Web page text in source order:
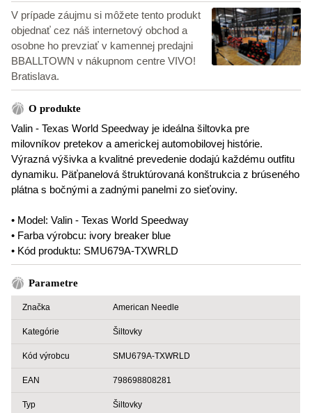
V prípade záujmu si môžete tento produkt
objednať cez náš internetový obchod a
osobne ho prevziať v kamennej predajni
BBALLTOWN v nákupnom centre VIVO!
Bratislava.
O produkte
Valin - Texas World Speedway je ideálna šiltovka pre
milovníkov pretekov a americkej automobilovej histórie.
Výrazná výšivka a kvalitné prevedenie dodajú každému outfitu
dynamiku. Päťpanelová štruktúrovaná konštrukcia z brúseného
plátna s bočnými a zadnými panelmi zo sieťoviny.
• Model: Valin - Texas World Speedway
• Farba výrobcu: ivory breaker blue
• Kód produktu: SMU679A-TXWRLD
Parametre
Značka American Needle
Kategórie Šiltovky
Kód výrobcu SMU679A-TXWRLD
EAN 798698808281
Typ Šiltovky